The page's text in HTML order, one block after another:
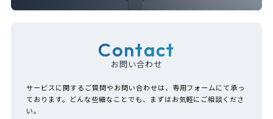
Contact
お問い合わせ
サービスに関するご質問やお問い合わせは、専用フォームにて承っ
ております。どんな些細なことでも、まずはお気軽にご相談くださ
い。